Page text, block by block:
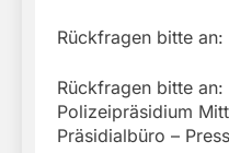
Rückfragen bitte an:
Rückfragen bitte an:
Polizeipräsidium
Präsidialbüro –